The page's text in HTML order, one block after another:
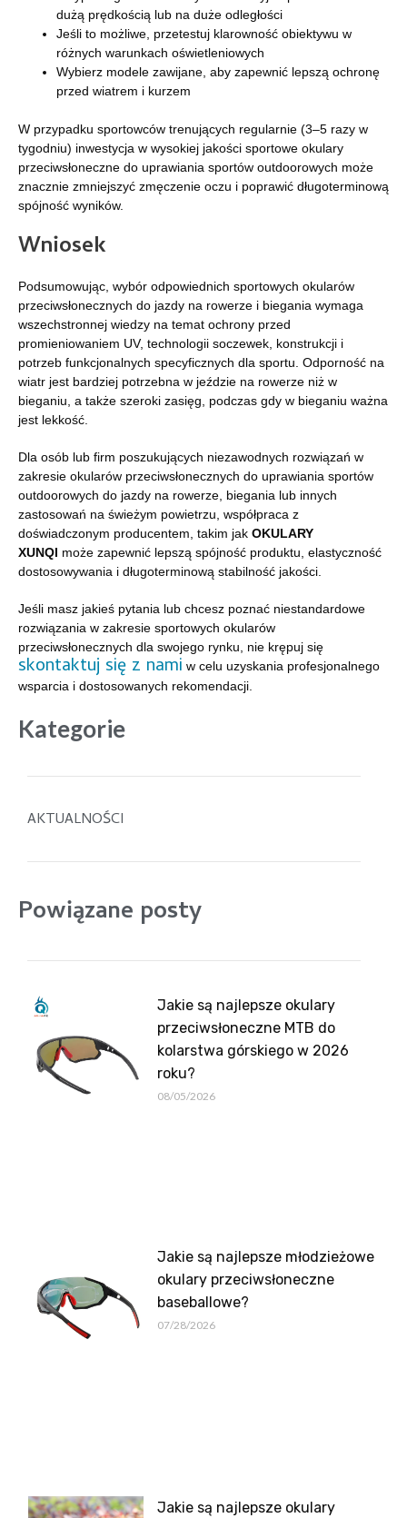
dużą prędkością lub na duże odległości
Jeśli to możliwe, przetestuj klarowność obiektywu w
różnych warunkach oświetleniowych
Wybierz modele zawijane, aby zapewnić lepszą ochronę
przed wiatrem i kurzem
W przypadku sportowców trenujących regularnie (3–5 razy w
tygodniu) inwestycja w wysokiej jakości sportowe okulary
przeciwsłoneczne do uprawiania sportów outdoorowych może
znacznie zmniejszyć zmęczenie oczu i poprawić długoterminową
spójność wyników.
Wniosek
Podsumowując, wybór odpowiednich sportowych okularów
przeciwsłonecznych do jazdy na rowerze i biegania wymaga
wszechstronnej wiedzy na temat ochrony przed
promieniowaniem UV, technologii soczewek, konstrukcji i
potrzeb funkcjonalnych specyficznych dla sportu. Odporność na
wiatr jest bardziej potrzebna w jeździe na rowerze niż w
bieganiu, a także szeroki zasięg, podczas gdy w bieganiu ważna
jest lekkość.
Dla osób lub firm poszukujących niezawodnych rozwiązań w
zakresie okularów przeciwsłonecznych do uprawiania sportów
outdoorowych do jazdy na rowerze, biegania lub innych
zastosowań na świeżym powietrzu, współpraca z
doświadczonym producentem, takim jak OKULARY
XUNQI może zapewnić lepszą spójność produktu, elastyczność
dostosowywania i długoterminową stabilność jakości.
Jeśli masz jakieś pytania lub chcesz poznać niestandardowe
rozwiązania w zakresie sportowych okularów
przeciwsłonecznych dla swojego rynku, nie krępuj się
skontaktuj się z nami w celu uzyskania profesjonalnego
wsparcia i dostosowanych rekomendacji.
Kategorie
AKTUALNOŚCI
Powiązane posty
Jakie są najlepsze okulary
przeciwsłoneczne MTB do
kolarstwa górskiego w 2026
roku?
08/05/2026
Jakie są najlepsze młodzieżowe
okulary przeciwsłoneczne
baseballowe?
07/28/2026
Jakie są najlepsze okulary